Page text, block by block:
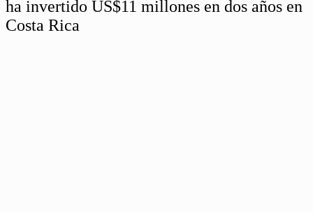
ha invertido US$11 millones en dos años en
Costa Rica